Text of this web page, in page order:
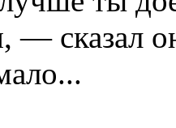
— сказал